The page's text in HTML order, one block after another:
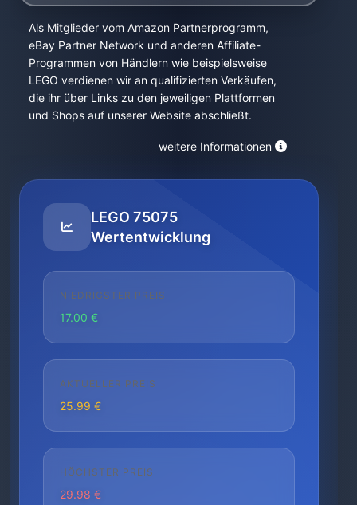
Als Mitglieder vom Amazon Partnerprogramm,
eBay Partner Network und anderen Affiliate-
Programmen von Händlern wie beispielsweise
LEGO verdienen wir an qualifizierten Verkäufen,
die ihr über Links zu den jeweiligen Plattformen
und Shops auf unserer Website abschließt.
weitere Informationen
LEGO 75075
Wertentwicklung
NIEDRIGSTER PREIS
17.00 €
AKTUELLER PREIS
25.99 €
HÖCHSTER PREIS
29.98 €